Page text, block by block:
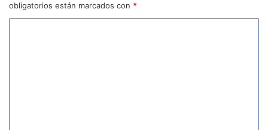
obligatorios están marcados con *